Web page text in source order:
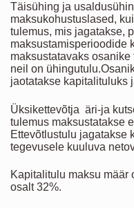
Täisühing ja
maksukohustuslased,
tulemus, mis jagatakse,
maksustamisperioodide
maksustatavaks
neil on
jaotatakse kapitalituluks
Üksikettevõtja äri-ja
tulemus maksustatakse
Ettevõtlustulu jagatakse
tegevusele kuuluva
Kapitalitulu maksu määr
osalt 32%.